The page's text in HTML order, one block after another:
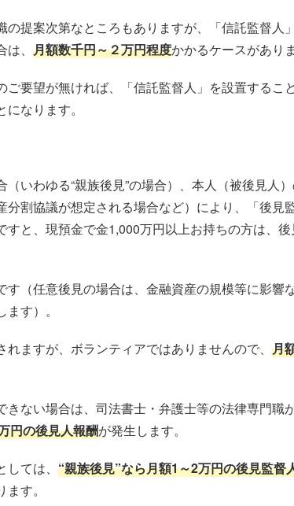
提案次第なところもありますが、「信託監督人
、 月額数千円～２万円程度かかるケースがありま
要望が無ければ、「信託監督人」を設置するこ
になります。
いわゆる“親族後見”の場合）、本人（被後見人
分割協議が想定される場合など）により、「後見
すと、現預金で金1,000万円以上お持ちの方は、
（任意後見の場合は、金融資産の規模等に影響
す）。
ますが、ボランティアではありませんので、 月
ない場合は、司法書士・弁護士等の法律専門職
円の後見人報酬が発生します。
ては、 “親族後見”なら月額1～2万円の後見監
す。